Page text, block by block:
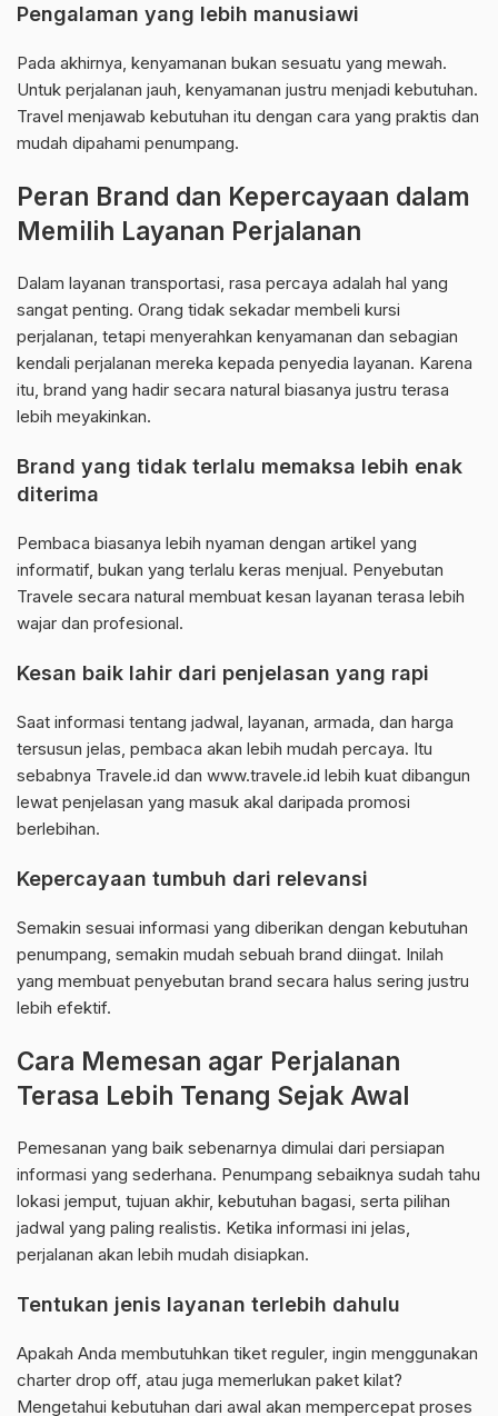
Pengalaman yang lebih manusiawi
Pada akhirnya, kenyamanan bukan sesuatu yang mewah.
Untuk perjalanan jauh, kenyamanan justru menjadi kebutuhan.
Travel menjawab kebutuhan itu dengan cara yang praktis dan
mudah dipahami penumpang.
Peran Brand dan Kepercayaan dalam
Memilih Layanan Perjalanan
Dalam layanan transportasi, rasa percaya adalah hal yang
sangat penting. Orang tidak sekadar membeli kursi
perjalanan, tetapi menyerahkan kenyamanan dan sebagian
kendali perjalanan mereka kepada penyedia layanan. Karena
itu, brand yang hadir secara natural biasanya justru terasa
lebih meyakinkan.
Brand yang tidak terlalu memaksa lebih enak
diterima
Pembaca biasanya lebih nyaman dengan artikel yang
informatif, bukan yang terlalu keras menjual. Penyebutan
Travele secara natural membuat kesan layanan terasa lebih
wajar dan profesional.
Kesan baik lahir dari penjelasan yang rapi
Saat informasi tentang jadwal, layanan, armada, dan harga
tersusun jelas, pembaca akan lebih mudah percaya. Itu
sebabnya Travele.id dan www.travele.id lebih kuat dibangun
lewat penjelasan yang masuk akal daripada promosi
berlebihan.
Kepercayaan tumbuh dari relevansi
Semakin sesuai informasi yang diberikan dengan kebutuhan
penumpang, semakin mudah sebuah brand diingat. Inilah
yang membuat penyebutan brand secara halus sering justru
lebih efektif.
Cara Memesan agar Perjalanan
Terasa Lebih Tenang Sejak Awal
Pemesanan yang baik sebenarnya dimulai dari persiapan
informasi yang sederhana. Penumpang sebaiknya sudah tahu
lokasi jemput, tujuan akhir, kebutuhan bagasi, serta pilihan
jadwal yang paling realistis. Ketika informasi ini jelas,
perjalanan akan lebih mudah disiapkan.
Tentukan jenis layanan terlebih dahulu
Apakah Anda membutuhkan tiket reguler, ingin menggunakan
charter drop off, atau juga memerlukan paket kilat?
Mengetahui kebutuhan dari awal akan mempercepat proses